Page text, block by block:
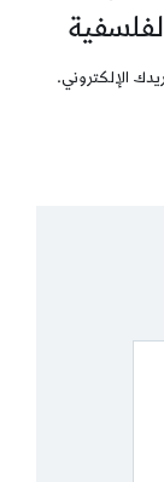
الإلكتروني.